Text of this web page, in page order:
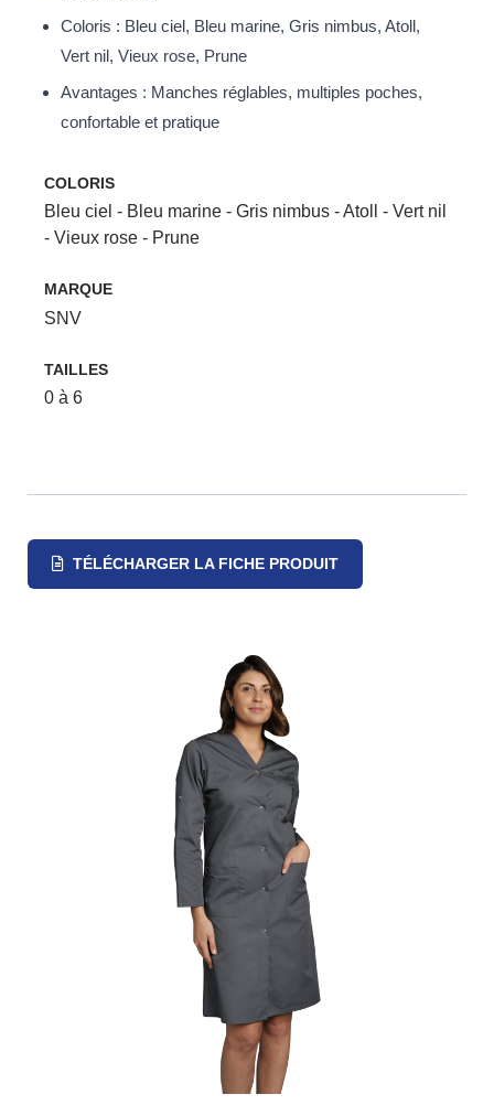
Coloris : Bleu ciel, Bleu marine, Gris nimbus, Atoll,
Vert nil, Vieux rose, Prune
Avantages : Manches réglables, multiples poches,
confortable et pratique
COLORIS
Bleu ciel - Bleu marine - Gris nimbus - Atoll - Vert nil
- Vieux rose - Prune
MARQUE
SNV
TAILLES
0 à 6
TÉLÉCHARGER LA FICHE PRODUIT